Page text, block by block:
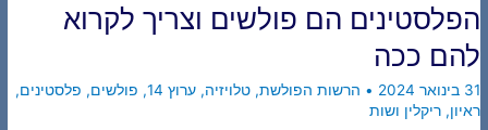
הפלסטינים הם פולשים וצריך לקרוא
להם ככה
31 בינואר 2024 • הרשות הפולשת, טלויזיה, ערוץ 14 , פולשים, פלסטינים,
ראיון, ריקלין ושות